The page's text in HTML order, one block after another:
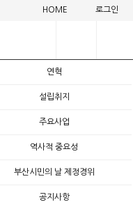
HOME 로그인
연혁
설립취지
주요사업
역사적 중요성
부산시민의 날 제정경위
공지사항
역사적 기